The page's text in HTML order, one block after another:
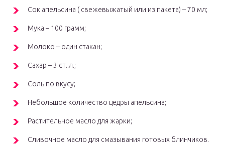
Сок апельсина ( свежевыжатый или из пакета) – 70 мл;
Мука – 100 грамм;
Молоко – один стакан;
Сахар – 3 ст. л.;
Соль по вкусу;
Небольшое количество цедры апельсина;
Растительное масло для жарки;
Сливочное масло для смазывания готовых блинчиков.